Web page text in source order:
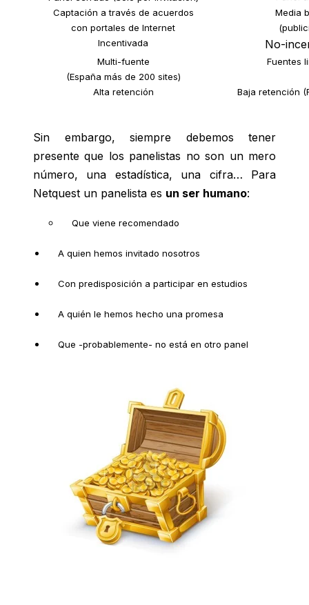
Captación a través de acuerdos
con portales de Internet
Media
Incentivada
No-
Multi-fuente
(España más de 200 sites)
Fuentes
Alta retención Baja retención
Sin embargo, siempre debemos tener
presente que los panelistas no son un mero
número, una estadística, una cifra… Para
Netquest un panelista es un ser humano:
Que viene recomendado
A quien hemos invitado nosotros
Con predisposición a participar en estudios
A quién le hemos hecho una promesa
Que -probablemente- no está en otro panel